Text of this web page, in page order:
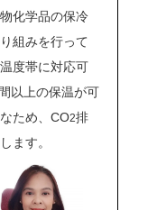
化学品の保冷
組みを行って
度帯に対応可
以上の保温が可
ため、CO2排
ます。